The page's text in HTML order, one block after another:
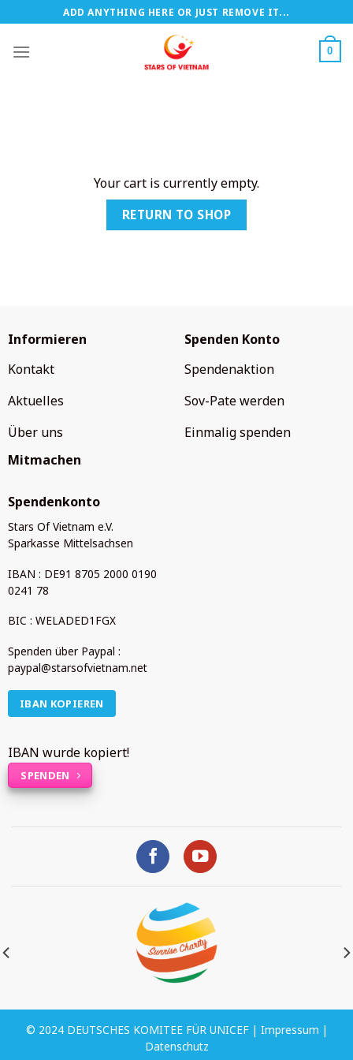
Inhalt
springen
ADD ANYTHING HERE OR JUST REMOVE IT...
0
Your cart is currently empty.
RETURN TO SHOP
Informieren
Kontakt
Aktuelles
Über uns
Mitmachen
Spenden Konto
Spendenaktion
Sov-Pate werden
Einmalig spenden
Spendenkonto
Stars Of Vietnam e.V.
Sparkasse Mittelsachsen
IBAN : DE91 8705 2000 0190
0241 78
BIC : WELADED1FGX
Spenden über Paypal :
paypal@starsofvietnam.net
IBAN KOPIEREN
IBAN wurde kopiert!
SPENDEN
© 2024 DEUTSCHES KOMITEE FÜR UNICEF | Impressum |
Datenschutz